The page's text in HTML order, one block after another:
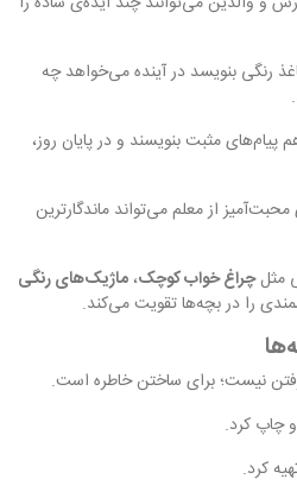
رنگی بنویسد در آینده می‌خواهد چه
پیام‌های مثبت بنویسند و در پایان روز،
از معلم می‌تواند ماندگارترین
مثلچراغ خواب کوچک، ماژیک‌های رنگی
را در بچه‌ها تقویت می‌کند.
نیست؛ برای ساختن خاطره است.
کرد.
کرد.